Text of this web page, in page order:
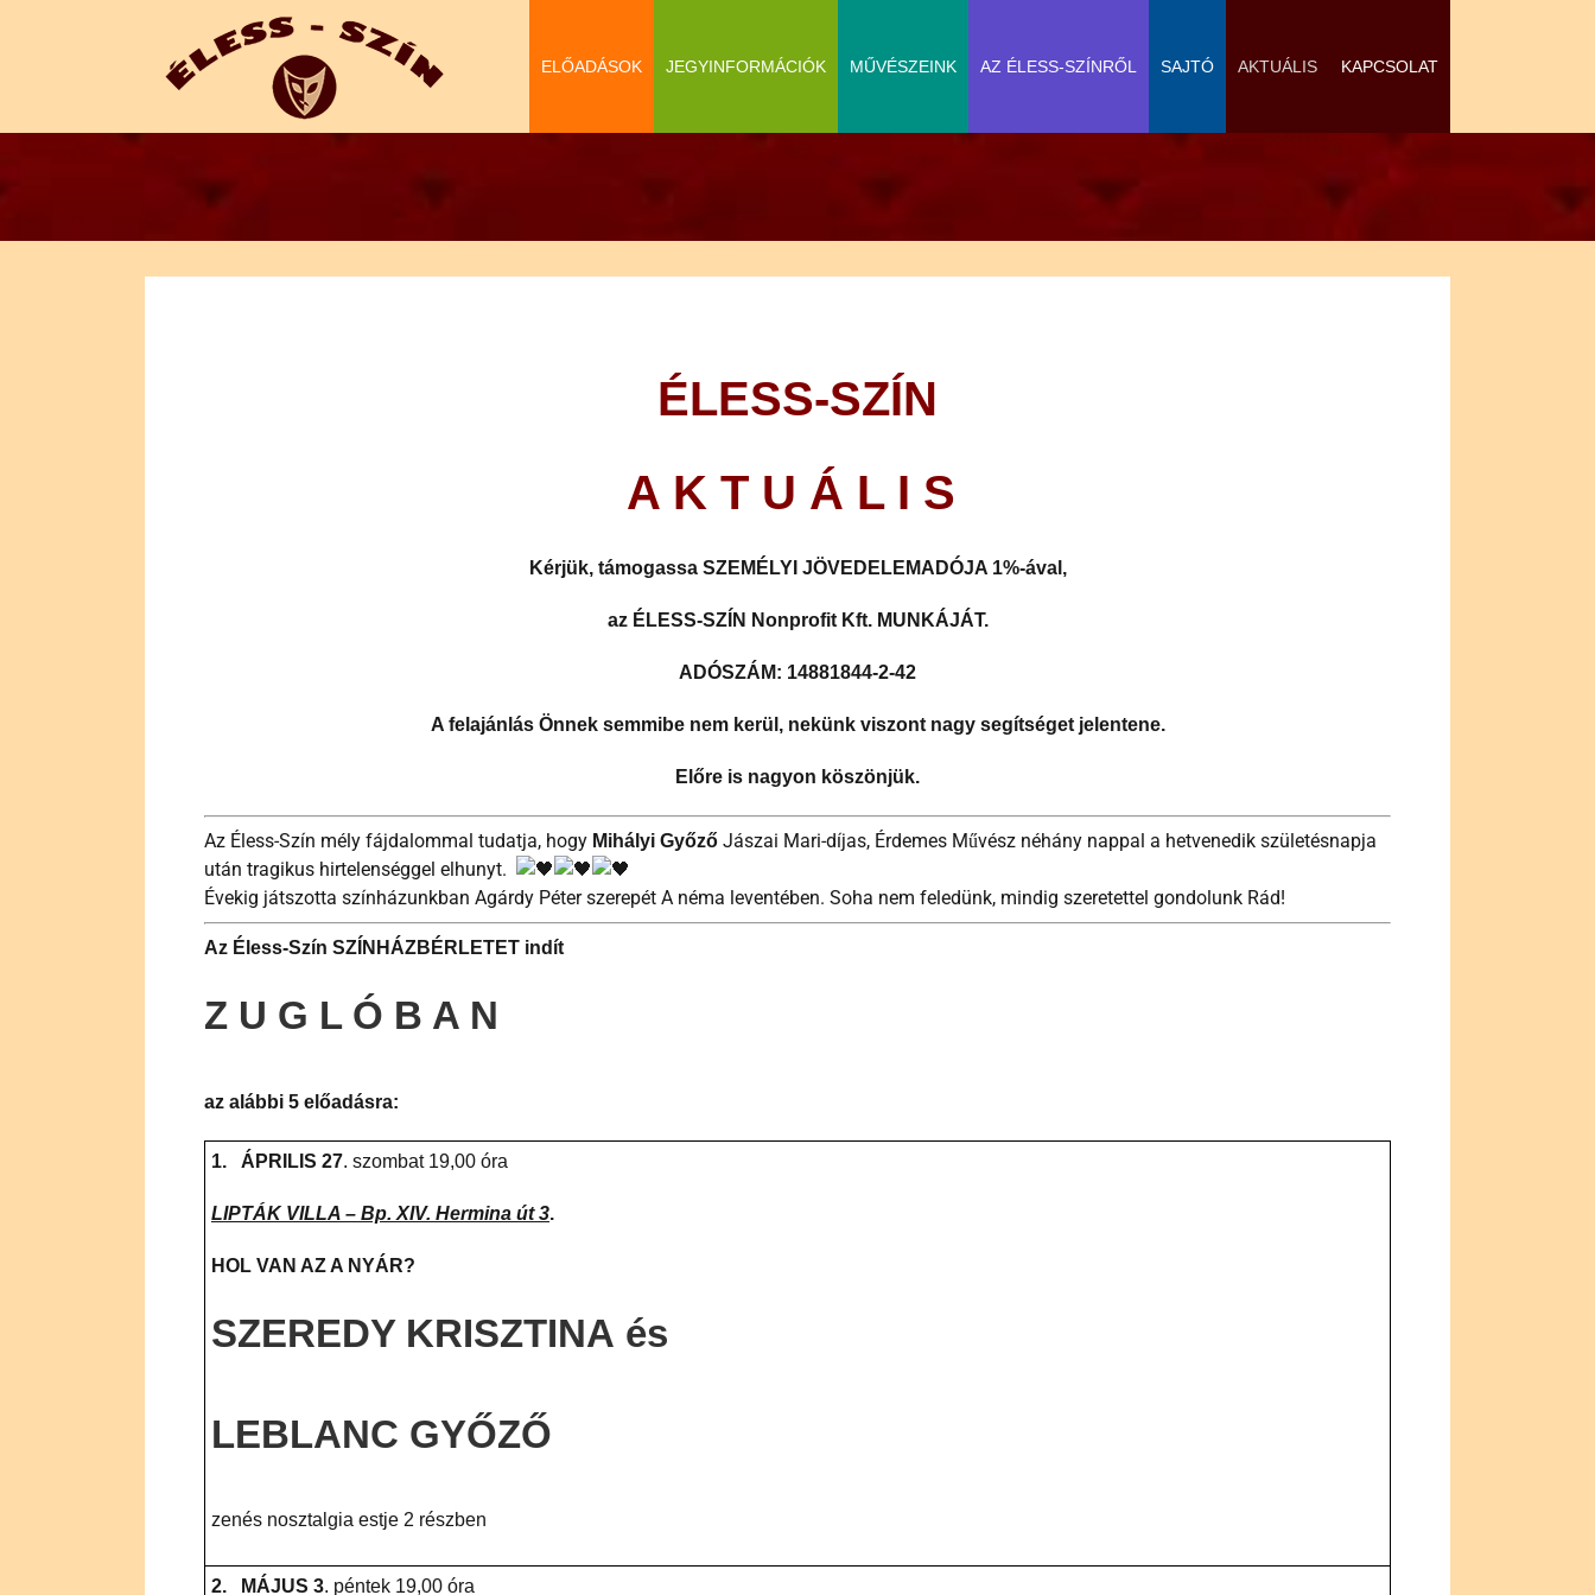
ELŐADÁSOK JEGYINFORMÁCIÓK MŰVÉSZEINK AZ ÉLESS-SZÍNRŐL SAJTÓ AKTUÁLIS KAPCSOLAT
ÉLESS-SZÍN
A K T U Á L I S
Kérjük, támogassa SZEMÉLYI JÖVEDELEMADÓJA 1%-ával,
az ÉLESS-SZÍN Nonprofit Kft. MUNKÁJÁT.
ADÓSZÁM: 14881844-2-42
A felajánlás Önnek semmibe nem kerül, nekünk viszont nagy segítséget jelentene.
Előre is nagyon köszönjük.
Az Éless-Szín mély fájdalommal tudatja, hogy Mihályi Győző Jászai Mari-díjas, Érdemes Művész néhány nappal a hetvenedik születésnapja
után tragikus hirtelenséggel elhunyt.
Évekig játszotta színházunkban Agárdy Péter szerepét A néma leventében. Soha nem feledünk, mindig szeretettel gondolunk Rád!
Az Éless-Szín SZÍNHÁZBÉRLETET indít
Z U G L Ó B A N
az alábbi 5 előadásra:
1. ÁPRILIS 27. szombat 19,00 óra
LIPTÁK VILLA – Bp. XIV. Hermina út 3.
HOL VAN AZ A NYÁR?
SZEREDY KRISZTINA és
LEBLANC GYŐZŐ
zenés nosztalgia estje 2 részben
2. MÁJUS 3. péntek 19,00 óra